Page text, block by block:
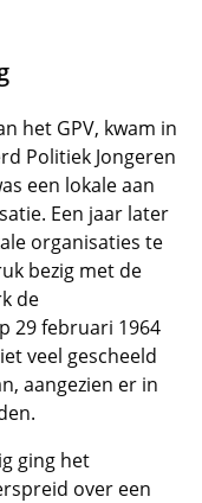
het GPV, kwam in
Politiek Jongeren
een lokale aan
Een jaar later
organisaties te
bezig met de
de
29 februari 1964
veel gescheeld
aangezien er in
ging het
over een